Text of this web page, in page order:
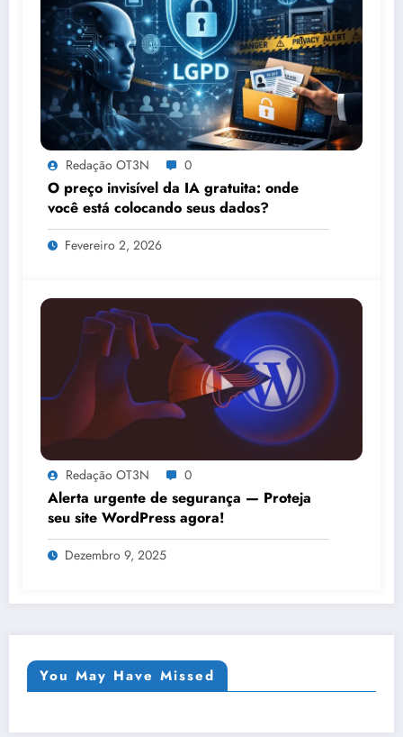
Redação OT3N 0
O preço invisível da IA gratuita: onde
você está colocando seus dados?
Fevereiro 2, 2026
Redação OT3N 0
Alerta urgente de segurança — Proteja
seu site WordPress agora!
Dezembro 9, 2025
You May Have Missed